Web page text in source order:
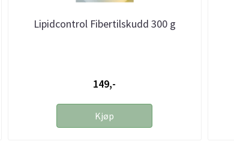
Lipidcontrol Fibertilskudd 300 g
149,-
Kjøp